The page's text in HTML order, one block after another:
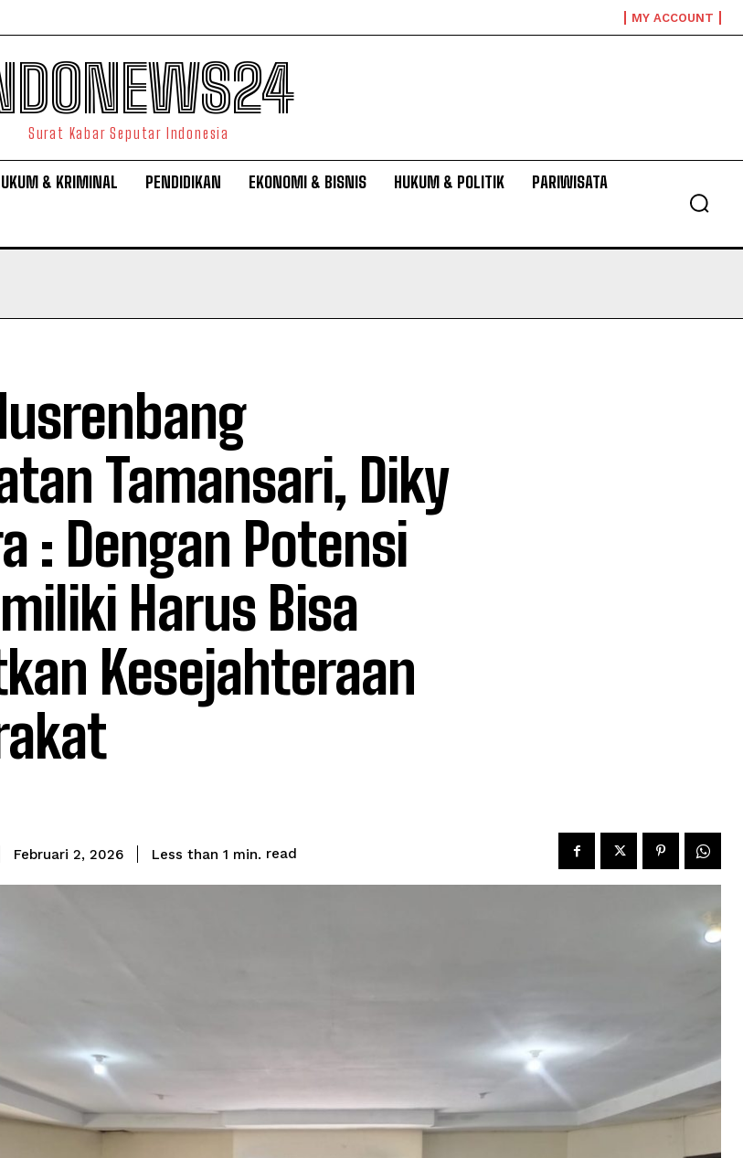
MY ACCOUNT
Surat Kabar Seputar Indonesia
& KRIMINAL PENDIDIKAN EKONOMI & BISNIS HUKUM & POLITIK PARIWISATA
Tamansari, Diky
: Dengan Potensi
Harus Bisa
Kesejahteraan
Februari 2, 2026 Less than 1 min. read